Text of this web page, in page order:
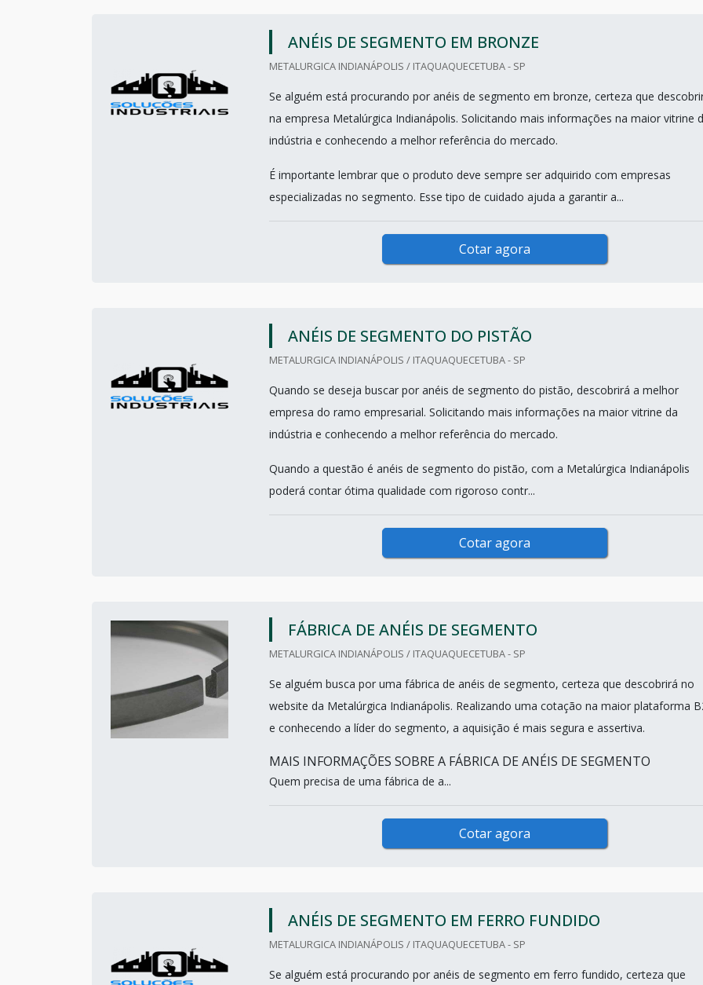
ANÉIS DE SEGMENTO EM BRONZE
METALURGICA INDIANÁPOLIS / ITAQUAQUECETUBA - SP
Se alguém está procurando por anéis de segmento em bronze, certeza que
na empresa Metalúrgica Indianápolis. Solicitando mais informações na maior vitrine
indústria e conhecendo a melhor referência do mercado.
É importante lembrar que o produto deve sempre ser adquirido com empresas
especializadas no segmento. Esse tipo de cuidado ajuda a garantir a...
Cotar agora
ANÉIS DE SEGMENTO DO PISTÃO
METALURGICA INDIANÁPOLIS / ITAQUAQUECETUBA - SP
Quando se deseja buscar por anéis de segmento do pistão, descobrirá a melhor
empresa do ramo empresarial. Solicitando mais informações na maior vitrine da
indústria e conhecendo a melhor referência do mercado.
Quando a questão é anéis de segmento do pistão, com a Metalúrgica Indianápolis
poderá contar ótima qualidade com rigoroso contr...
Cotar agora
FÁBRICA DE ANÉIS DE SEGMENTO
METALURGICA INDIANÁPOLIS / ITAQUAQUECETUBA - SP
Se alguém busca por uma fábrica de anéis de segmento, certeza que descobrirá no
website da Metalúrgica Indianápolis. Realizando uma cotação na maior plataforma
e conhecendo a líder do segmento, a aquisição é mais segura e assertiva.
MAIS INFORMAÇÕES SOBRE A FÁBRICA DE ANÉIS DE SEGMENTO
Quem precisa de uma fábrica de a...
Cotar agora
ANÉIS DE SEGMENTO EM FERRO FUNDIDO
METALURGICA INDIANÁPOLIS / ITAQUAQUECETUBA - SP
Se alguém está procurando por anéis de segmento em ferro fundido, certeza que